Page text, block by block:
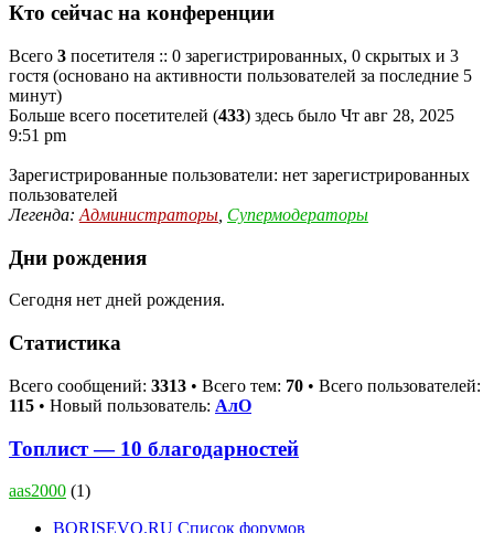
Кто сейчас на конференции
Всего 3 посетителя :: 0 зарегистрированных, 0 скрытых и 3
гостя (основано на активности пользователей за последние 5
минут)
Больше всего посетителей (433) здесь было Чт авг 28, 2025
9:51 pm
Зарегистрированные пользователи: нет зарегистрированных
пользователей
Легенда: Администраторы Супермодераторы
Дни рождения
Сегодня нет дней рождения.
Статистика
Всего сообщений: 3313 • Всего тем: 70 • Всего пользователей:
115 • Новый пользователь: АлО
Топлист — 10 благодарностей
aas2000 (1)
BORISEVO.RU Список форумов